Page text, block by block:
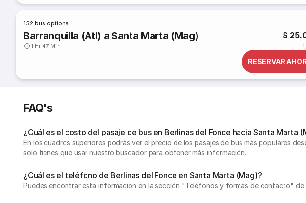
132 bus options
Barranquilla (Atl) a Santa Marta (Mag)
1 Hr 47 Min
$
RESERVAR
FAQ's
¿Cuál es el costo del pasaje de bus en Berlinas del Fonce hacia Santa Marta
En los cuadros superiores podrás ver el precio de los pasajes de bus más populares
solo tienes que usar nuestro buscador para obtener más información.
¿Cuál es el teléfono de Berlinas del Fonce en Santa Marta (Mag)?
Puedes encontrar esta informacion en la sección "Teléfonos y formas de contacto" de